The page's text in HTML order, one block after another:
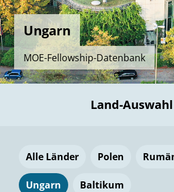
Ungarn
MOE-Fellowship-Datenbank
Land-Auswahl
Alle Länder Polen
Ungarn Baltikum